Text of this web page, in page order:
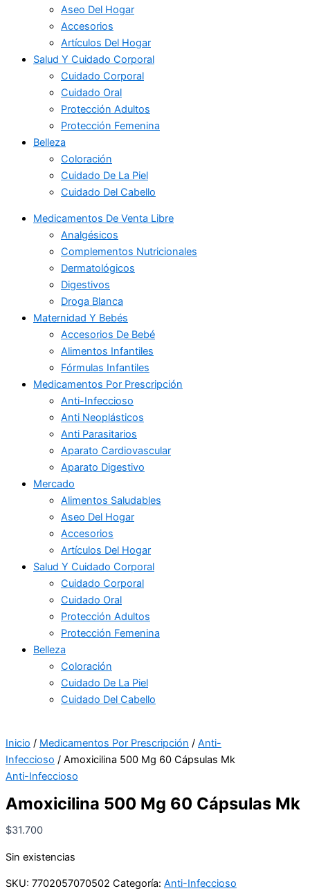
Aseo Del Hogar
Accesorios
Artículos Del Hogar
Salud Y Cuidado Corporal
Cuidado Corporal
Cuidado Oral
Protección Adultos
Protección Femenina
Belleza
Coloración
Cuidado De La Piel
Cuidado Del Cabello
Medicamentos De Venta Libre
Analgésicos
Complementos Nutricionales
Dermatológicos
Digestivos
Droga Blanca
Maternidad Y Bebés
Accesorios De Bebé
Alimentos Infantiles
Fórmulas Infantiles
Medicamentos Por Prescripción
Anti-Infeccioso
Anti Neoplásticos
Anti Parasitarios
Aparato Cardiovascular
Aparato Digestivo
Mercado
Alimentos Saludables
Aseo Del Hogar
Accesorios
Artículos Del Hogar
Salud Y Cuidado Corporal
Cuidado Corporal
Cuidado Oral
Protección Adultos
Protección Femenina
Belleza
Coloración
Cuidado De La Piel
Cuidado Del Cabello
Inicio / Medicamentos Por Prescripción / Anti-
Infeccioso / Amoxicilina 500 Mg 60 Cápsulas Mk
Anti-Infeccioso
Amoxicilina 500 Mg 60 Cápsulas Mk
$31.700
Sin existencias
SKU: 7702057070502 Categoría: Anti-Infeccioso